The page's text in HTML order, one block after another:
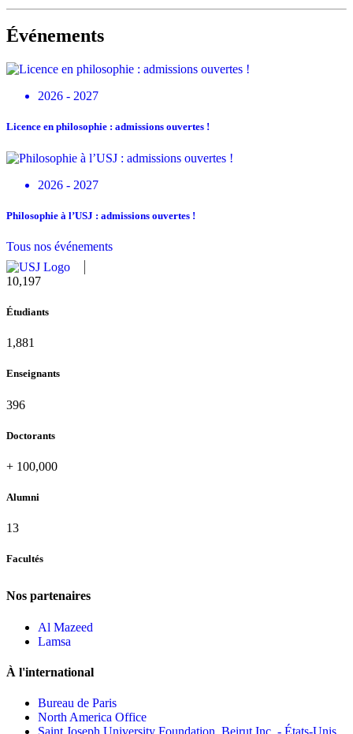
Événements
2026 - 2027
Licence en philosophie : admissions ouvertes !
2026 - 2027
Philosophie à l’USJ : admissions ouvertes !
Tous nos événements
10,815
Étudiants
1,995
Enseignants
420
Doctorants
+ 100,000
Alumni
13
Facultés
Nos partenaires
Al Mazeed
Lamsa
À l'international
Bureau de Paris
North America Office